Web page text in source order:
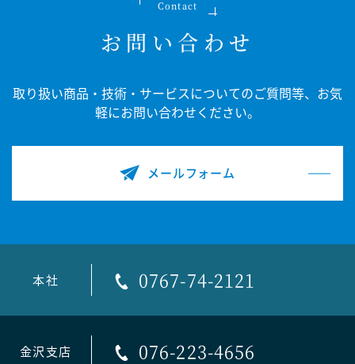
Contact
お問い合わせ
取り扱い商品・技術・サービスについてのご質問等、
お気
軽にお問い合わせください。
メールフォーム
本社 0767-74-2121
金沢支店 076-223-4656